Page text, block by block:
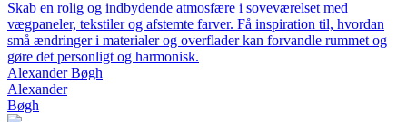
Skab en rolig og indbydende atmosfære i soveværelset med
vægpaneler, tekstiler og afstemte farver. Få inspiration til, hvordan
små ændringer i materialer og overflader kan forvandle rummet og
gøre det personligt og harmonisk.
Alexander Bøgh
Alexander
Bøgh